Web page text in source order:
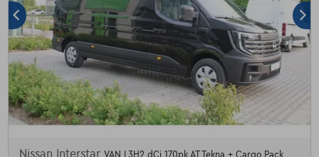
Nissan Interstar VAN L3H2 dCi 170pk AT Tekna + Cargo Pack